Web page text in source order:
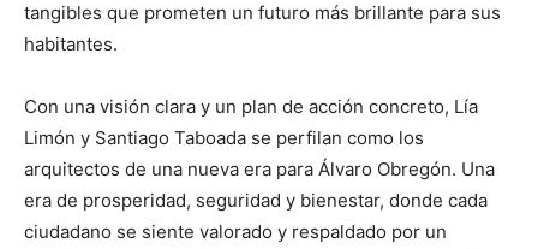
tangibles que prometen un futuro más brillante para sus
habitantes.
Con una visión clara y un plan de acción concreto, Lía
Limón y Santiago Taboada se perfilan como los
arquitectos de una nueva era para Álvaro Obregón. Una
era de prosperidad, seguridad y bienestar, donde cada
ciudadano se siente valorado y respaldado por un